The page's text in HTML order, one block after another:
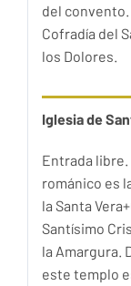
del
Cofradía del
los Dolores.
Iglesia de
Entrada
románico es
la Santa
Santísimo
la Amargura.
este templo